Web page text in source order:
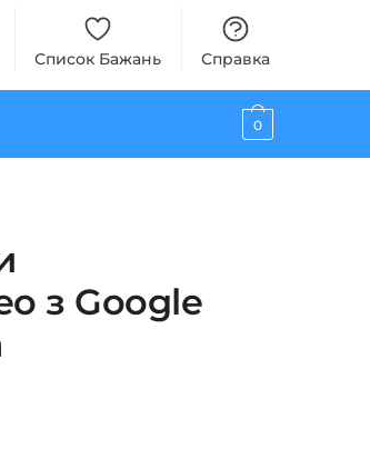
Список Бажань Справка
0
з Google